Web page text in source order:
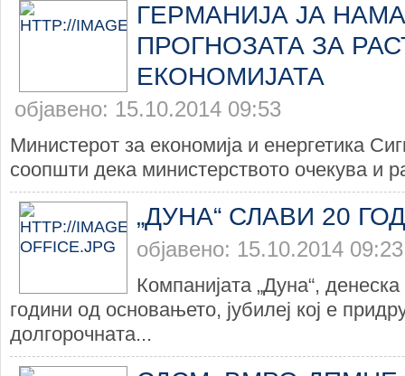
ГЕРМАНИЈА ЈА
ПРОГНОЗАТА ЗА
ЕКОНОМИЈАТА
објавено: 15.10.2014 09:53
Министерот за економија и енергетика
соопшти дека министерството очекува и
„ДУНА“ СЛАВИ 20
објавено: 15.10.2014 09:23
Компанијата „Дуна“,
години од основањето, јубилеј кој е
долгорочната...